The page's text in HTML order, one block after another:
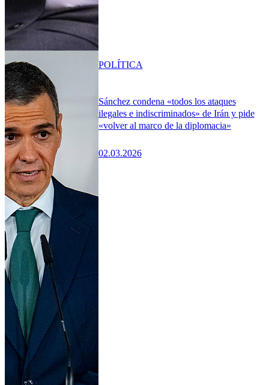
Sánchez condena «todos los ataques
ilegales e indiscriminados» de Irán y pide
«volver al marco de la diplomacia»
02.03.2026
POLÍTICA